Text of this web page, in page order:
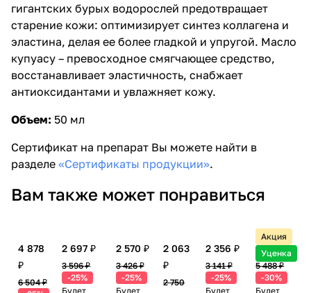
гигантских бурых водорослей предотвращает
старение кожи: оптимизирует синтез коллагена и
эластина, делая ее более гладкой и упругой. Масло
купуасу – превосходное смягчающее средство,
восстанавливает эластичность, снабжает
антиоксидантами и увлажняет кожу.
Объем: 50 мл
Сертификат на препарат Вы можете найти в
разделе «Сертификаты продукции».
Вам также может понравиться
4 878
₽
6 504 ₽
2 697 ₽
3 596 ₽
-25%
Будет
2 570 ₽
3 426 ₽
-25%
Будет
2 063
₽
2 750
2 356 ₽
3 141 ₽
-25%
Будет
Акция
Уценка
3 842 ₽
5 488 ₽
-30%
Будет